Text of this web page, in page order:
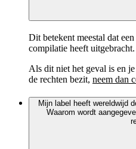
Dit betekent meestal dat
compilatie heeft uitgebracht.
Als dit niet het geval is en
de rechten bezit, neem dan
Mijn label heeft wereldwijd
Waarom wordt